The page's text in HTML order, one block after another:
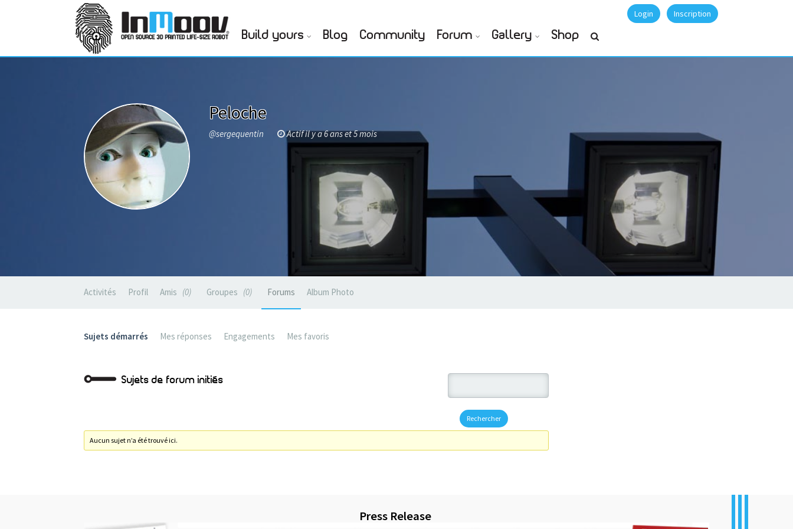
Login Inscription
Build yours Blog Community Forum Gallery Shop
Peloche
@sergequentin Actif il y a 6 ans et 5 mois
Activités Profil Amis 0 Groupes 0 Forums Album Photo
Sujets démarrés Mes réponses Engagements Mes favoris
Sujets de forum initiés
Aucun sujet n’a été trouvé ici.
Press Release